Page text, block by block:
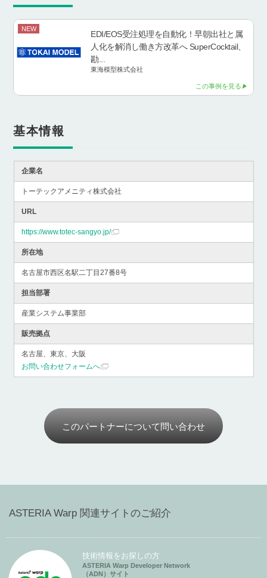
EDI/EOS受注処理を自動化！早朝出社と属
人化を解消し働き方改革へ SuperCocktail、
勘...
東海模型株式会社
NEW
この事例を見る
基本情報
企業名
トーテックアメニティ株式会社
URL
https://www.totec-sangyo.jp/
所在地
名古屋市西区名駅二丁目27番8号
担当部署
産業システム事業部
販売拠点
名古屋、東京、大阪
お問い合わせフォームへ
このパートナーについて問い合わせ
ASTERIA Warp 関連サイトのご紹介
技術情報をお探しの方
ASTERIA Warp Developer Network
（ADN）サイト